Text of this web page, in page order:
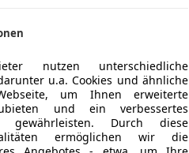
nutzen unterschiedliche
u.a. Cookies und ähnliche
um Ihnen erweiterte
und ein verbessertes
gewährleisten. Durch diese
ermöglichen wir die